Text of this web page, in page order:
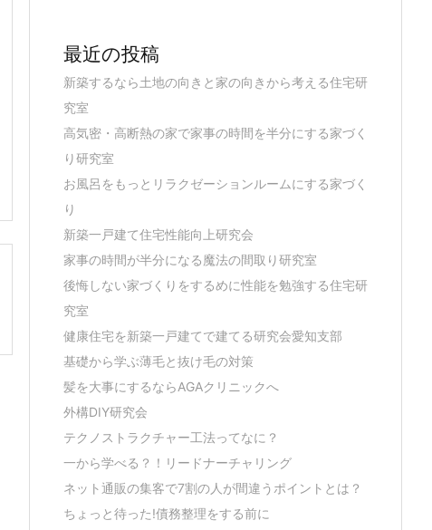
最近の投稿
新築するなら土地の向きと家の向きから考える住宅研
究室
高気密・高断熱の家で家事の時間を半分にする家づく
り研究室
お風呂をもっとリラクゼーションルームにする家づく
り
新築一戸建て住宅性能向上研究会
家事の時間が半分になる魔法の間取り研究室
後悔しない家づくりをするめに性能を勉強する住宅研
究室
健康住宅を新築一戸建てで建てる研究会愛知支部
基礎から学ぶ薄毛と抜け毛の対策
髪を大事にするならAGAクリニックへ
外構DIY研究会
テクノストラクチャー工法ってなに？
一から学べる？！リードナーチャリング
ネット通販の集客で7割の人が間違うポイントとは？
ちょっと待った!債務整理をする前に